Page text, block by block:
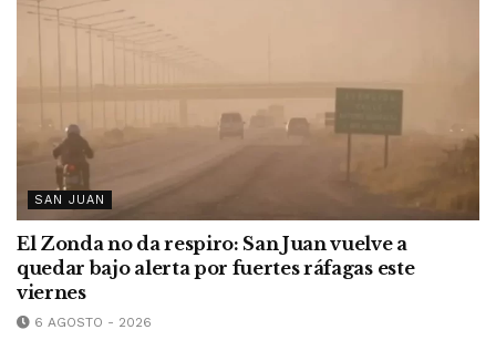
SAN JUAN
El Zonda no da respiro: San Juan vuelve a
quedar bajo alerta por fuertes ráfagas este
viernes
6 AGOSTO - 2026